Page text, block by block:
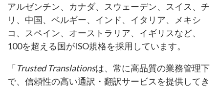
アルゼンチン、カナダ、スウェーデン、スイス、チ
リ、中国、ベルギー、インド、イタリア、メキシ
コ、スペイン、オーストラリア、イギリスなど、
100を超える国がISO規格を採用しています。
「Trusted Translationsは、常に高品質の業務管理下
で、信頼性の高い通訳・翻訳サービスを提供してき